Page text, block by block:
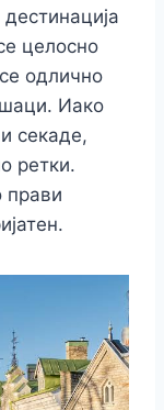
целосно
одлично
Иако
секаде,
ретки.
прави